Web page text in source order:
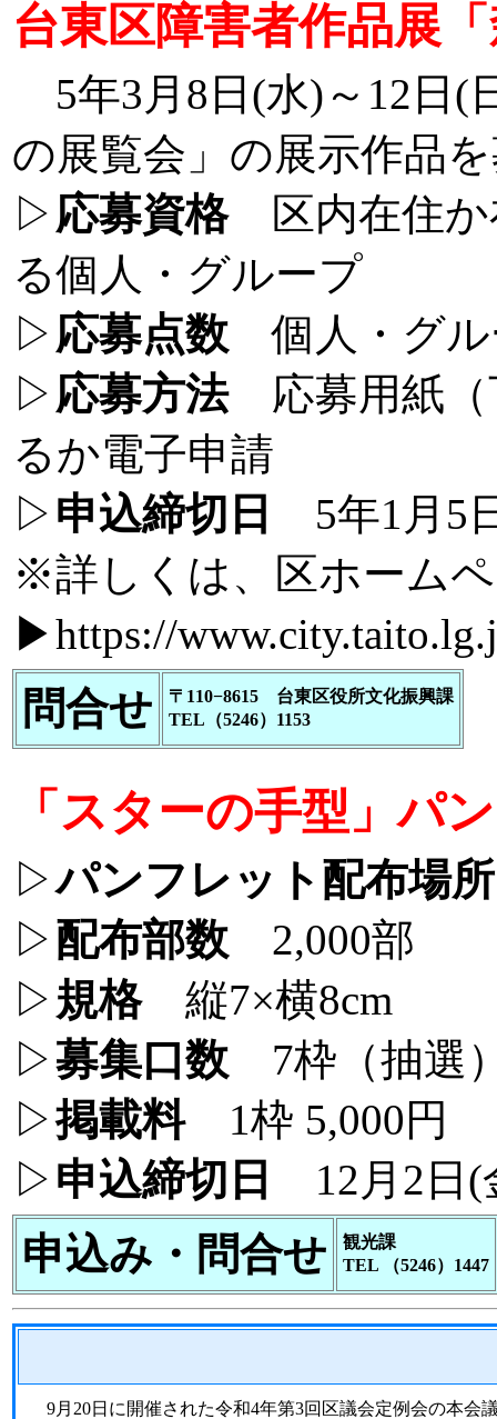
台東区障害者作品展
5年3月8日(水)～12日(
の展覧会」の展示作品
▷ 応募資格区内在住か
る個人・グループ
▷ 応募点数 個人・グル
▷ 応募方法応募用紙（
るか電子申請
▷ 申込締切日
5年1月5
※詳しくは、区ホーム
▶https://
問合せ
〒110−8615 台東区役所文化振興課
TEL（5246）1153
「スターの手型」パ
▷パンフレット配布場所
▷配布部数 2,000部
▷ 規格縦7×横8cm
▷募集口数 7枠（抽
▷掲載料1枠 5,000円
▷ 申込締切日
12月2日(
申込み・問合せ
観光課
TEL （5246）1447
9月20日に開催された令和4年第3回区議会定例会の本会